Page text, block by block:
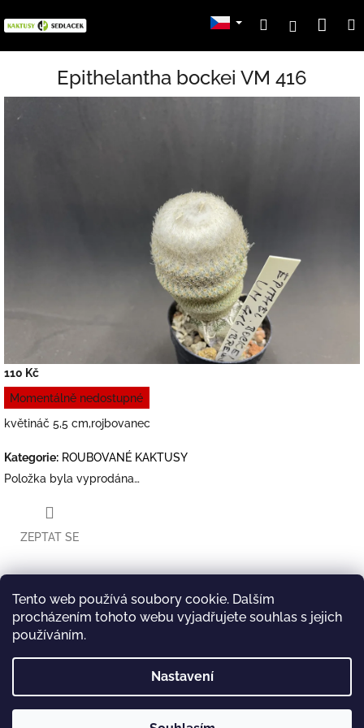
Tento web používá soubory cookie. Dalším
procházením tohoto webu vyjadřujete souhlas s jejich
používáním.
Nastavení
na
HledatPřihlášení
Epithelantha bockei VM 416
110 Kč
Měrná
cena:
Momentálně nedostupné
květináč 5,5 cm,rojbovanec
Kategorie: ROUBOVANÉ KAKTUSY
Položka byla vyprodána…
ZEPTAT SE
TwitterFacebook
Popis produktu není dostupný